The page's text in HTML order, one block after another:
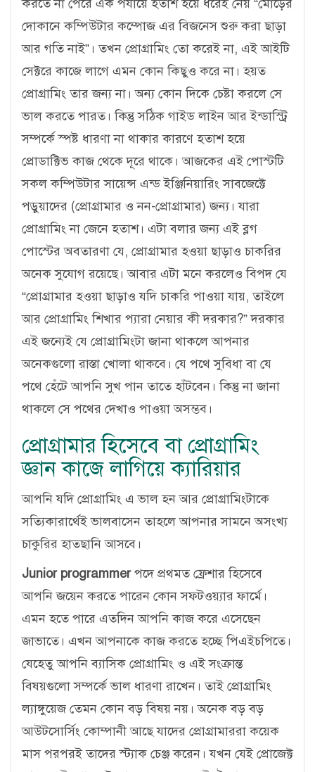
করতে না পেরে এক পর্যায়ে হতাশ হয়ে ধরেই নেয় “মোড়ের
দোকানে কম্পিউটার কম্পোজ এর বিজনেস শুরু করা ছাড়া
আর গতি নাই”। তখন প্রোগ্রামিং তো করেই না, এই আইটি
সেক্টরে কাজে লাগে এমন কোন কিছুও করে না। হয়ত
প্রোগ্রামিং তার জন্য না। অন্য কোন দিকে চেষ্টা করলে সে
ভাল করতে পারত। কিন্তু সঠিক গাইড লাইন আর ইন্ডাস্ট্রি
সম্পর্কে স্পষ্ট ধারণা না থাকার কারণে হতাশ হয়ে
প্রোডাক্টিভ কাজ থেকে দূরে থাকে। আজকের এই পোস্টটি
সকল কম্পিউটার সায়েন্স এন্ড ইঞ্জিনিয়ারিং সাবজেক্টে
পড়ুয়াদের (প্রোগ্রামার ও নন-প্রোগ্রামার) জন্য। যারা
প্রোগ্রামিং না জেনে হতাশ। এটা বলার জন্য এই ব্লগ
পোস্টের অবতারণা যে, প্রোগ্রামার হওয়া ছাড়াও চাকরির
অনেক সুযোগ রয়েছে। আবার এটা মনে করলেও বিপদ যে
“প্রোগ্রামার হওয়া ছাড়াও যদি চাকরি পাওয়া যায়, তাইলে
আর প্রোগ্রামিং শিখার প্যারা নেয়ার কী দরকার?” দরকার
এই জন্যেই যে প্রোগ্রামিংটা জানা থাকলে আপনার
অনেকগুলো রাস্তা খোলা থাকবে। যে পথে সুবিধা বা যে
পথে হেঁটে আপনি সুখ পান তাতে হাঁটবেন। কিন্তু না জানা
থাকলে সে পথের দেখাও পাওয়া অসম্ভব।
প্রোগ্রামার হিসেবে বা প্রোগ্রামিং
জ্ঞান কাজে লাগিয়ে ক্যারিয়ার
আপনি যদি প্রোগ্রামিং এ ভাল হন আর প্রোগ্রামিংটাকে
সত্যিকারার্থেই ভালবাসেন তাহলে আপনার সামনে অসংখ্য
চাকুরির হাতছানি আসবে।
Junior programmerপদে প্রথমত ফ্রেশার হিসেবে
আপনি জয়েন করতে পারেন কোন সফটওয়্যার ফার্মে।
এমন হতে পারে এতদিন আপনি কাজ করে এসেছেন
জাভাতে। এখন আপনাকে কাজ করতে হচ্ছে পিএইচপিতে।
যেহেতু আপনি ব্যাসিক প্রোগ্রামিং ও এই সংক্রান্ত
বিষয়গুলো সম্পর্কে ভাল ধারণা রাখেন। তাই প্রোগ্রামিং
ল্যাঙ্গুয়েজ তেমন কোন বড় বিষয় নয়। অনেক বড় বড়
আউটসোর্সিং কোম্পানী আছে যাদের প্রোগ্রামাররা কয়েক
মাস পরপরই তাদের স্ট্যাক চেঞ্জ করেন। যখন যেই প্রোজেক্ট